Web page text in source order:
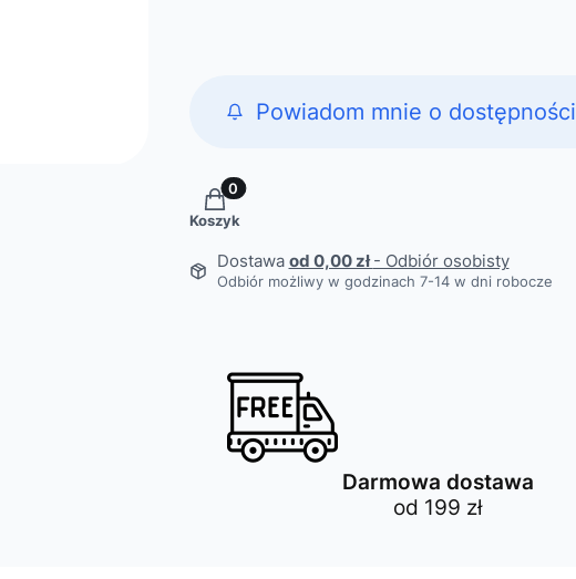
Powiadom mnie o dostępności
Produkty w koszyku: 0. Zobacz szczegóły
Koszyk
Dostawa od 0,00 zł- Odbiór osobisty
Odbiór możliwy w godzinach 7-14 w dni robocze
Darmowa dostawa
od 199 zł